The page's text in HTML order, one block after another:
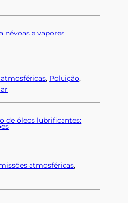
névoas e vapores
atmosféricas, Poluição
de óleos lubrificantes:
atmosféricas